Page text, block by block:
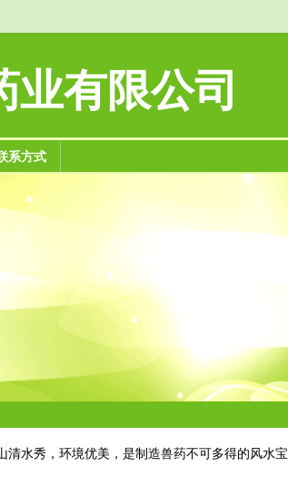
有限公司
系方式
水秀，环境优美，是制造兽药不可多得的风水宝